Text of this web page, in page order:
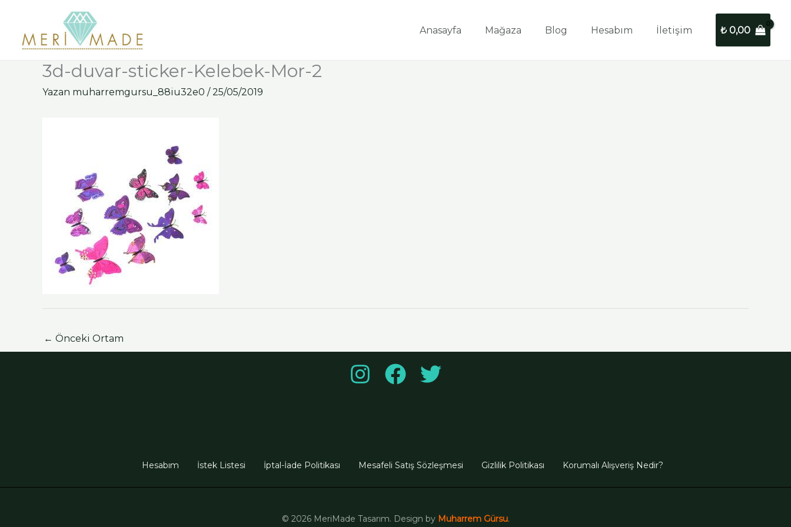
Anasayfa Mağaza Blog Hesabım İletişim ₺ 0,00
3d-duvar-sticker-Kelebek-Mor-2
Yazan muharremgursu_88iu32e0 /25/05/2019
← Önceki Ortam
Hesabım İstek Listesi İptal-İade Politikası Mesafeli Satış Sözleşmesi Gizlilik Politikası Korumalı Alışveriş Nedir?
© 2026 MeriMade Tasarım. Design by Muharrem Gürsu.